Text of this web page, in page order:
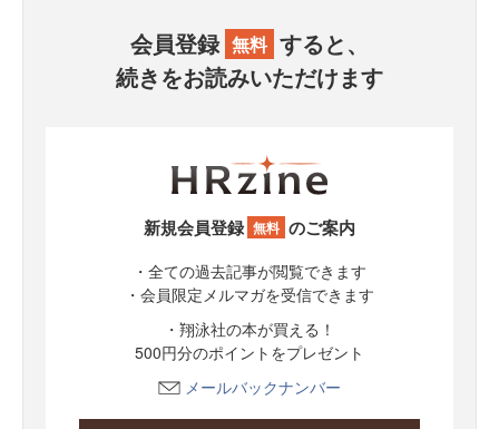
会員登録 無料 すると、
続きをお読みいただけます
新規会員登録 無料 のご案内
・全ての過去記事が閲覧できます
・会員限定メルマガを受信できます
・翔泳社の本が買える！
500円分のポイントをプレゼント
メールバックナンバー